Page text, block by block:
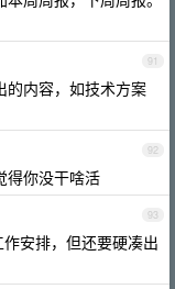
91
的内容，如技术方案
92
得你没干啥活
93
安排，但还要硬凑出